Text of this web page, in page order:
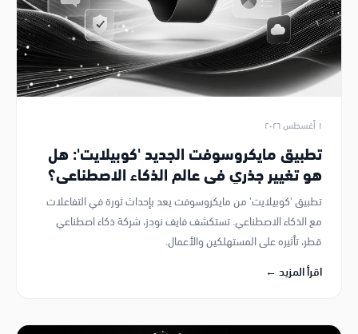
١ أغسطس ٢٠٢٦
تطبيق مايكروسوفت الجديد 'كوبيلايت': هل
هو تغيير جذري في عالم الذكاء الاصطناعي؟
تطبيق 'كوبيلايت' من مايكروسوفت يعد بإحداث ثورة في التفاعلات
مع الذكاء الاصطناعي. تستكشف فايف نودز، شركة ذكاء اصطناعي
قطر، تأثيره على المستهلكين والأعمال.
اقرأ المزيد ←